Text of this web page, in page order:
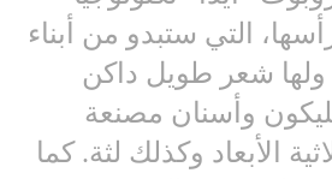
التي ستبدو من أبناء
ولها شعر طويل داكن
وأسنان مصنعة
الأبعاد وكذلك لثة. كما